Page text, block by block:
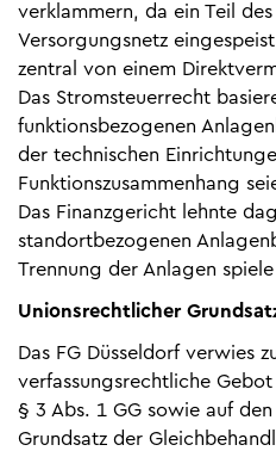
verklammern, da ein Teil
Versorgungsnetz
zentral von einem
Das Stromsteuerrecht
funktionsbezogenen
der technischen
Funktionszusammenhang
Das Finanzgericht lehnte
standortbezogenen
Trennung der Anlagen
Unionsrechtlicher
Das FG Düsseldorf verwies
verfassungsrechtliche
§ 3 Abs. 1 GG sowie auf
Grundsatz der